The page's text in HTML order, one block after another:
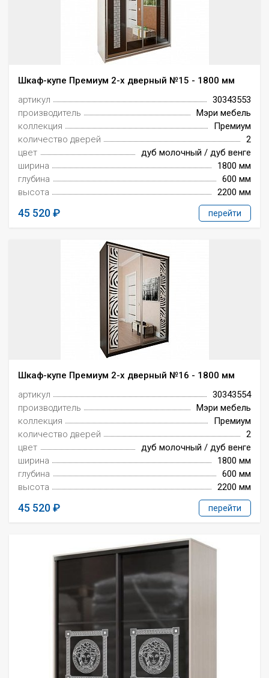
Шкаф-купе Премиум 2-х дверный №15 - 1800 мм
артикул
30343553
производитель
Мэри мебель
коллекция
Премиум
количество дверей
2
цвет
дуб молочный / дуб венге
ширина
1800 мм
глубина
600 мм
высота
2200 мм
45 520 перейти
Шкаф-купе Премиум 2-х дверный №16 - 1800 мм
артикул
30343554
производитель
Мэри мебель
коллекция
Премиум
количество дверей
2
цвет
дуб молочный / дуб венге
ширина
1800 мм
глубина
600 мм
высота
2200 мм
45 520 перейти